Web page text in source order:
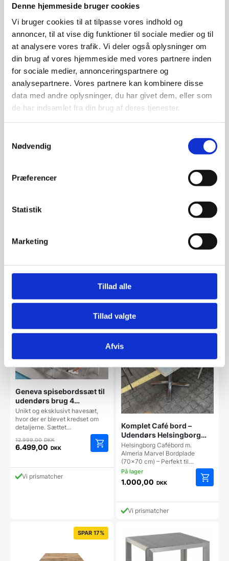
Denne hjemmeside bruger cookies
Vi bruger cookies til at tilpasse vores indhold og
annoncer, til at vise dig funktioner til sociale medier og til
at analysere vores trafik. Vi deler også oplysninger om
din brug af vores hjemmeside med vores partnere inden
for sociale medier, annonceringspartnere og
analysepartnere. Vores partnere kan kombinere disse
data med andre oplysninger, du har givet dem, eller som
de har indsamlet fra din brug af deres tjenester.
Nødvendig
Præferencer
Statistik
Marketing
Tillad alle
Tillad valgte
Afvis
gå ind på den del af vores hjemmeside og
udfylde en ansøgning. Det giver dig frihed til at
bruge dine penge på den daglige drift istedet
for inventar. Det giver dig også mulighed for
måske at lave netop den indretning du har
drømt om, men som måske er for dyr, hvis du
skulle betale den kontant. Vi hos
www.restaurantinventar.dk har ikke nogen
økonomisk interesse i at tilbyde dig dette ud
låntagning og leasing foregår direkte imellem
dig som kunde og en tredjepartner, som vi hos
denne service.
Beregn og ansøg her
Relaterede varer
Geneva spisebordssæt til
udendørs brug 4
personers bord og 4 stole
Unikt og eksklusivt havesæt,
hvor der er blevet kredset om
detaljerne. Sættet…
12.999,00DKKDen
oprindelige
var:
12.999,00 DKK.
6.499,00 DKK
aktuelle
prisVi prismatcher
Komplet Café bord –
Udendørs Helsingborg
understel m. Almeria
Marvel borplade
70x70cm
Helsingborg Cafébord m.
Almeria Marvel Bordplade
(70x70 cm) – Perfekt til…
1.000,00 DKK
Vi prismatcher
SPAR 17%